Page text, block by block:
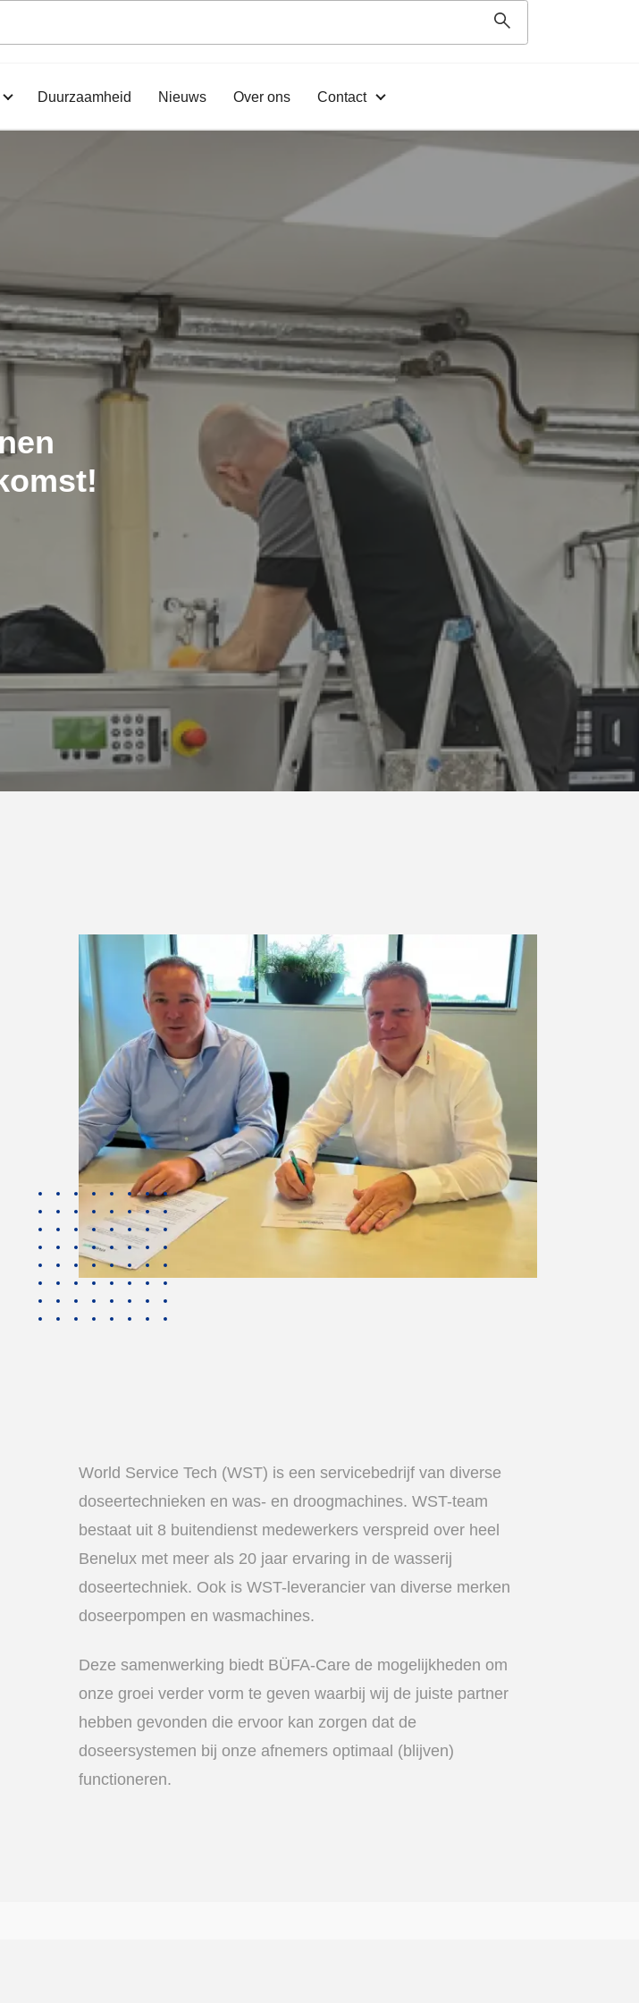
Duurzaamheid Nieuws Over ons Contact
World Service Tech (WST) is een servicebedrijf van diverse
doseertechnieken en was- en droogmachines. WST-team
bestaat uit 8 buitendienst medewerkers verspreid over heel
Benelux met meer als 20 jaar ervaring in de wasserij
doseertechniek. Ook is WST-leverancier van diverse merken
doseerpompen en wasmachines.
Deze samenwerking biedt BÜFA-Care de mogelijkheden om
onze groei verder vorm te geven waarbij wij de juiste partner
hebben gevonden die ervoor kan zorgen dat de
doseersystemen bij onze afnemers optimaal (blijven)
functioneren.